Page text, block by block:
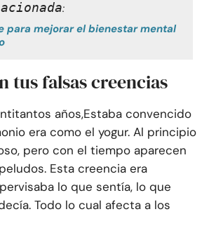
:
para mejorar el bienestar mental
tus falsas creencias
años,Estaba convencido
era como el yogur. Al principio
pero con el tiempo aparecen
. Esta creencia era
lo que sentía, lo que
Todo lo cual afecta a los